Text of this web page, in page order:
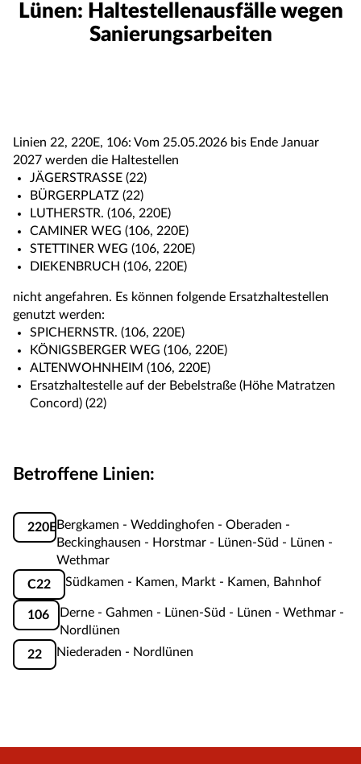
Lünen: Haltestellenausfälle wegen
Sanierungsarbeiten
Linien 22, 220E, 106: Vom 25.05.2026 bis Ende Januar
2027 werden die Haltestellen
JÄGERSTRASSE (22)
BÜRGERPLATZ (22)
LUTHERSTR. (106, 220E)
CAMINER WEG (106, 220E)
STETTINER WEG (106, 220E)
DIEKENBRUCH (106, 220E)
nicht angefahren. Es können folgende Ersatzhaltestellen
genutzt werden:
SPICHERNSTR. (106, 220E)
KÖNIGSBERGER WEG (106, 220E)
ALTENWOHNHEIM (106, 220E)
Ersatzhaltestelle auf der Bebelstraße (Höhe Matratzen
Concord) (22)
Betroffene Linien:
220E Bergkamen - Weddinghofen - Oberaden -
Beckinghausen - Horstmar - Lünen-Süd - Lünen -
Wethmar
C22
Südkamen - Kamen, Markt - Kamen, Bahnhof
106
Derne - Gahmen - Lünen-Süd - Lünen - Wethmar -
Nordlünen
22
Niederaden - Nordlünen